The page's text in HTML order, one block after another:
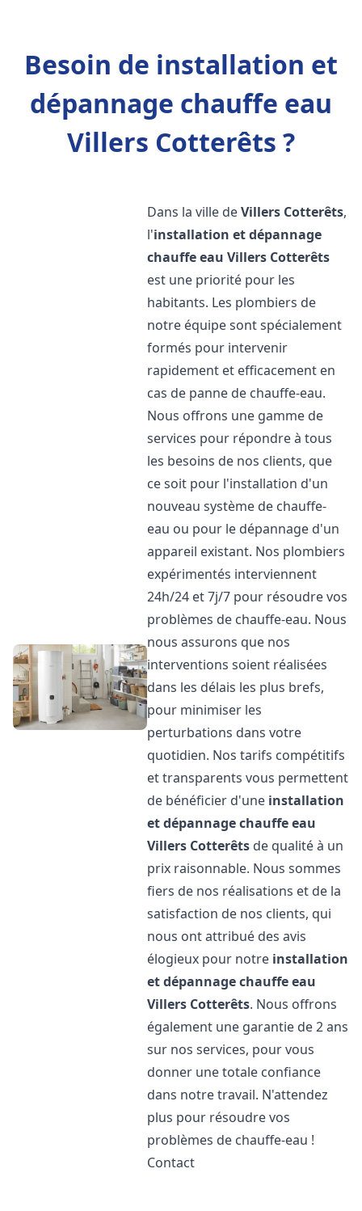
Besoin de installation et
dépannage chauffe eau
Villers Cotterêts ?
Dans la ville deVillers Cotterêts,
l'installation et dépannage
chauffe eau Villers Cotterêts
est une priorité pour les
habitants. Les plombiers de
notre équipe sont spécialement
formés pour intervenir
rapidement et efficacement en
cas de panne de chauffe-eau.
Nous offrons une gamme de
services pour répondre à tous
les besoins de nos clients, que
ce soit pour l'installation d'un
nouveau système de chauffe-
eau ou pour le dépannage d'un
appareil existant. Nos plombiers
expérimentés interviennent
24h/24 et 7j/7 pour résoudre vos
problèmes de chauffe-eau. Nous
nous assurons que nos
interventions soient réalisées
dans les délais les plus brefs,
pour minimiser les
perturbations dans votre
quotidien. Nos tarifs compétitifs
et transparents vous permettent
de bénéficier d'une installation
et dépannage chauffe eau
Villers Cotterêts de qualité à un
prix raisonnable. Nous sommes
fiers de nos réalisations et de la
satisfaction de nos clients, qui
nous ont attribué des avis
élogieux pour notre installation
et dépannage chauffe eau
Villers Cotterêts. Nous offrons
également une garantie de 2 ans
sur nos services, pour vous
donner une totale confiance
dans notre travail. N'attendez
plus pour résoudre vos
problèmes de chauffe-eau !
Contact